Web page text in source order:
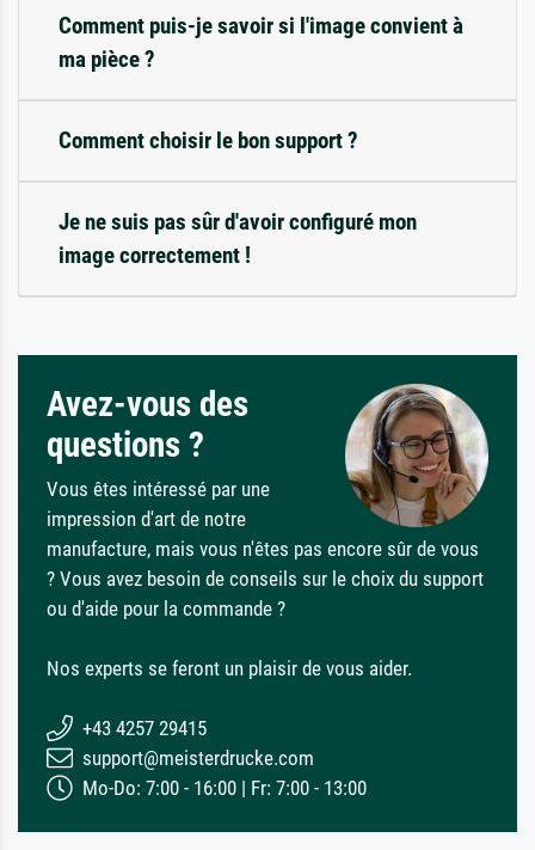
Comment puis-je savoir si l'image convient à
ma pièce ?
Comment choisir le bon support ?
Je ne suis pas sûr d'avoir configuré mon
image correctement !
Avez-vous des
questions ?
Vous êtes intéressé par une
impression d'art de notre
manufacture, mais vous n'êtes pas encore sûr de vous
? Vous avez besoin de conseils sur le choix du support
ou d'aide pour la commande ?
Nos experts se feront un plaisir de vous aider.
+43 4257 29415
support@meisterdrucke.com
Mo-Do: 7:00 - 16:00 | Fr: 7:00 - 13:00